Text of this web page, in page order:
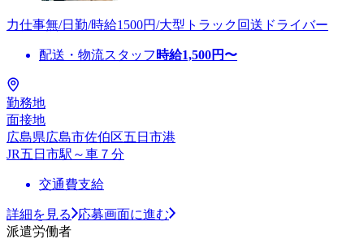
力仕事無/日勤/時給1500円/大型トラック回送ドライバー
配送・物流スタッフ 時給1,500円〜
勤務地
面接地
広島県広島市佐伯区五日市港
JR五日市駅～車７分
交通費支給
詳細を見る
応募画面に進む
派遣労働者